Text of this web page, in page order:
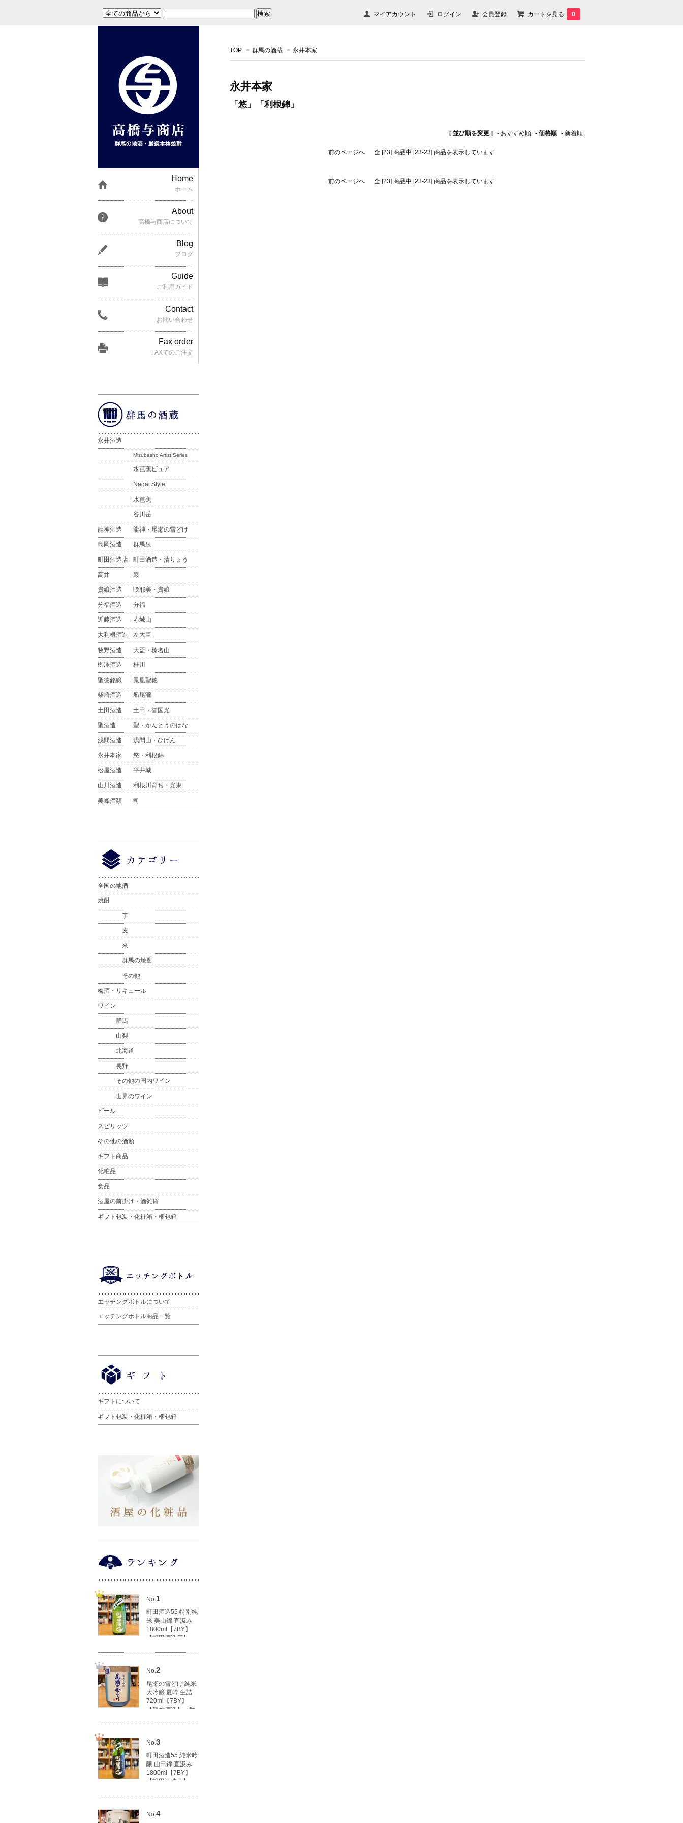
マイアカウント ログイン 会員登録 カートを見る 0
TOP > 群馬の酒蔵 > 永井本家
永井本家
「悠」「利根錦」
[ 並び順を変更 ] - おすすめ順 - 価格順 - 新着順
前のページへ 全 [23] 商品中 [23-23] 商品を表示しています
前のページへ 全 [23] 商品中 [23-23] 商品を表示しています
Home
ホーム
About
高橋与商店について
Blog
ブログ
Guide
ご利用ガイド
Contact
お問い合わせ
Fax order
FAXでのご注文
永井酒造
Mizubasho Artist Series
水芭蕉ピュア
Nagai Style
水芭蕉
谷川岳
龍神酒造 龍神・尾瀬の雪どけ
島岡酒造 群馬泉
町田酒造店 町田酒造・清りょう
高井 巖
貴娘酒造 咲耶美・貴娘
分福酒造 分福
近藤酒造 赤城山
大利根酒造 左大臣
牧野酒造 大盃・榛名山
栁澤酒造 桂川
聖徳銘醸 鳳凰聖徳
柴崎酒造 船尾瀧
土田酒造 土田・誉国光
聖酒造 聖・かんとうのはな
浅間酒造 浅間山・ひげん
永井本家 悠・利根錦
松屋酒造 平井城
山川酒造 利根川育ち・光東
美峰酒類 司
全国の地酒
焼酎
芋
麦
米
群馬の焼酎
その他
梅酒・リキュール
ワイン
群馬
山梨
北海道
長野
その他の国内ワイン
世界のワイン
ビール
スピリッツ
その他の酒類
ギフト商品
化粧品
食品
酒屋の前掛け・酒雑貨
ギフト包装・化粧箱・梱包箱
エッチングボトルについて
エッチングボトル商品一覧
ギフトについて
ギフト包装・化粧箱・梱包箱
No.1
町田酒造55 特別純
米 美山錦 直汲み
1800ml【7BY】
【町田酒造店】
円)
No.2
尾瀬の雪どけ 純米
大吟醸 夏吟 生詰
720ml【7BY】
【龍神酒造】（群
円)
No.3
町田酒造55 純米吟
醸 山田錦 直汲み
1800ml【7BY】
【町田酒造店】
円)
No.4